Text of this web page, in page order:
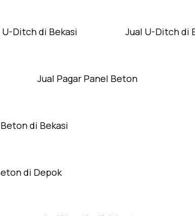
U-Ditch di Bekasi Jual U-Ditch di
Jual Pagar Panel Beton
di Bekasi
di Depok